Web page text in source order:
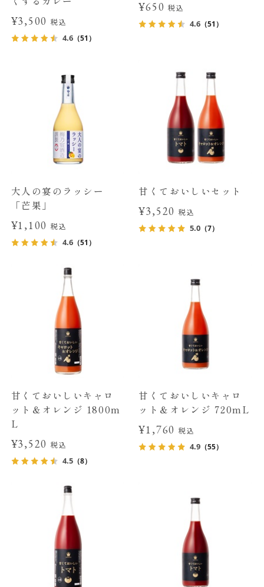
¥3,500税込
4.6（51）
¥650税込
4.6 （51）
大人の宴のラッシー
「芒果」
¥1,100税込
4.6（51）
甘くておいしいセット
¥3,520 税込
5.0 （7）
甘くておいしいキャロ
ット＆オレンジ 1800m
L
¥3,520税込
4.5（8）
甘くておいしいキャロ
ット＆オレンジ 720mL
¥1,760 税込
4.9 （55）